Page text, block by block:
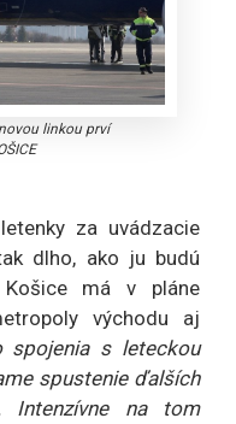
linkou prví
za uvádzacie
dlho, ako ju budú
Košice má v pláne
východu aj
spojenia s leteckou
spustenie ďalších
Intenzívne na tom